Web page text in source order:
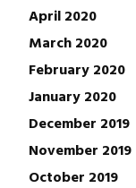
April 2020
March 2020
February 2020
January 2020
December 2019
November 2019
October 2019